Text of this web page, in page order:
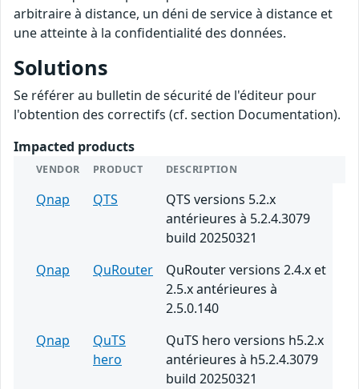
arbitraire à distance, un déni de service à distance et
une atteinte à la confidentialité des données.
Solutions
Se référer au bulletin de sécurité de l'éditeur pour
l'obtention des correctifs (cf. section Documentation).
Impacted products
VENDOR PRODUCT DESCRIPTION
Qnap QTS
QTS versions 5.2.x
antérieures à 5.2.4.3079
build 20250321
Qnap
QuRouter
QuRouter versions 2.4.x et
2.5.x antérieures à
2.5.0.140
Qnap
QuTS
hero
QuTS hero versions h5.2.x
antérieures à h5.2.4.3079
build 20250321